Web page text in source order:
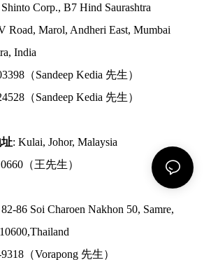
Shinto Corp., B7 Hind Saurashtra
Road, Marol, Andheri East, Mumbai
India
（Sandeep Kedia 先生）
（Sandeep Kedia 先生）
: Kulai, Johor, Malaysia
（王先生）
82-86 Soi Charoen Nakhon 50, Samre,
（Vorapong 先生）